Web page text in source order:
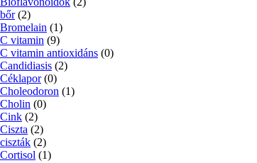
bőr (2)
Bromelain (1)
C vitamin (9)
C vitamin antioxidáns (0)
Candidiasis (2)
Céklapor (0)
Choleodoron (1)
Cholin (0)
Cink (2)
Ciszta (2)
ciszták (2)
Cortisol (1)